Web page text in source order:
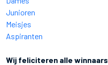
Junioren
Meisjes
Aspiranten
Wij feliciteren alle winnaars